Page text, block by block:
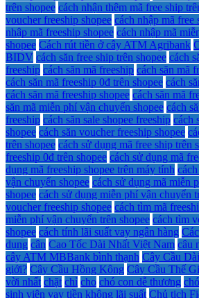
trên shopee cách nhận thêm mã free ship
voucher freeship shopee cách nhập mã free
nhập mã freeship shopee cách nhập mã
shopee Cách rút tiền ở cây ATM Agribank
BIDV cách săn free ship trên shopee cách
freeship cách săn mã freeship cách săn mã
cách săn mã freeship 0đ trên shopee cách
cách săn mã freeship shopee cách săn mã
săn mã miễn phí vận chuyển shopee cách
freeship cách săn sale shopee freeship cách
shopee cách săn voucher freeship shopee
trên shopee cách sử dụng mã free ship trên
freeship 0đ trên shopee cách sử dụng mã
dụng mã freeship shopee trên máy tính
vận chuyển shopee cách sử dụng mã miễn
shopee cách sử dụng miễn phí vận chuyển
voucher freeship shopee cách tìm mã
miễn phí vận chuyển trên shopee cách tìm
shopee cách tính lãi suất vay ngân hàng
dụng cân Cao Tốc Dài Nhất Việt Nam câu
cây ATM MBBank bình thạnh Cây Cầu Dài
giới? Cây Cầu Hồng Kông Cây Cầu Thế
vời nhất chặt chỉ cho chó con dễ thương
sinh viên vay tiền không lãi suất Chủ tịch